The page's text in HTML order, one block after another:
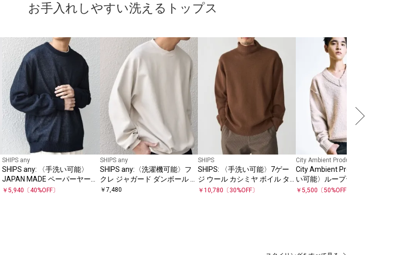
お手入れしやすい洗えるトップス
SHIPS any
SHIPS any: 〈手洗い可能〉
JAPAN MADE ペーパーヤーン
ハイゲージ クルーネック ニッ
￥ 5,940 〔40%OFF〕
SHIPS any
SHIPS any:〈洗濯機可能〉フ
クレ ジャガード ダンボール レ
イヤード ネック プルオーバー
￥ 7,480
SHIPS
SHIPS: 〈手洗い可能〉7ゲー
ジ ウール カシミヤ ボイル タ
ートルネック
￥ 10,780 〔 30%OFF〕
City Ambient Products
City Ambient Products:〈手洗
い可能〉ループヤーン ワイド
リブ Vネック ニット
￥ 5,500 〔50%OFF〕